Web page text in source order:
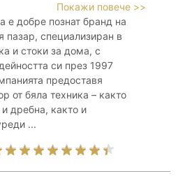
Покажи повече >>
е добре познат бранд на
пазар, специализиран в
и стоки за дома, с
си през 1997
предоставя
от бяла техника – както
дребна, както и
...